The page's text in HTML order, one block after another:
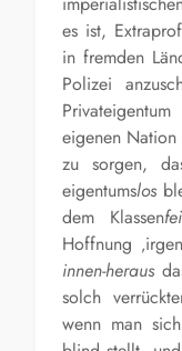
es ist,
in fremden
Polizei
eigenen
zu sorgen,
eigentumslos
dem Klassen
Hoffnung
innen-heraus
solch
wenn man